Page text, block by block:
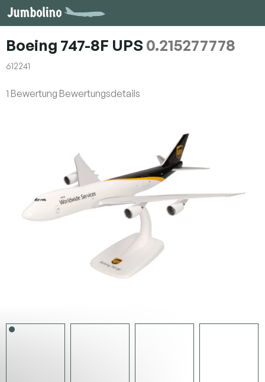
Zum
Inhalt
Boeing 747-8F UPS 0.215277778
612241
Die
1 Bewertung Bewertungsdetails